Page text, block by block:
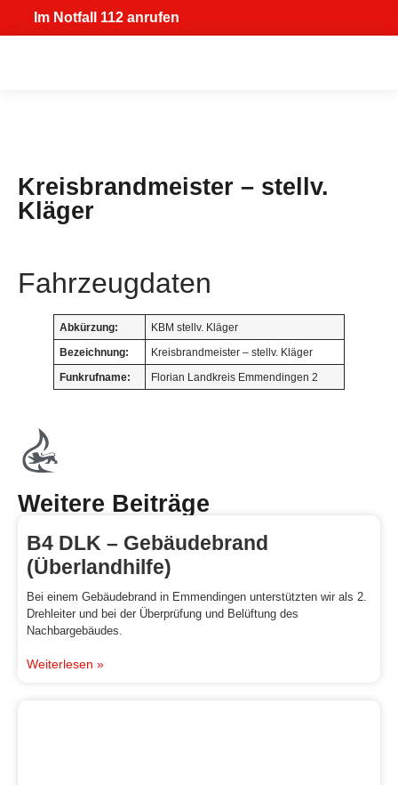
Im Notfall 112 anrufen
Kreisbrandmeister – stellv.
Kläger
Fahrzeugdaten
Abkürzung: KBM stellv. Kläger
Bezeichnung: Kreisbrandmeister – stellv. Kläger
Funkrufname: Florian Landkreis Emmendingen 2
Weitere Beiträge
B4 DLK – Gebäudebrand
(Überlandhilfe)
Bei einem Gebäudebrand in Emmendingen unterstützten wir als 2.
Drehleiter und bei der Überprüfung und Belüftung des
Nachbargebäudes.
Weiterlesen »